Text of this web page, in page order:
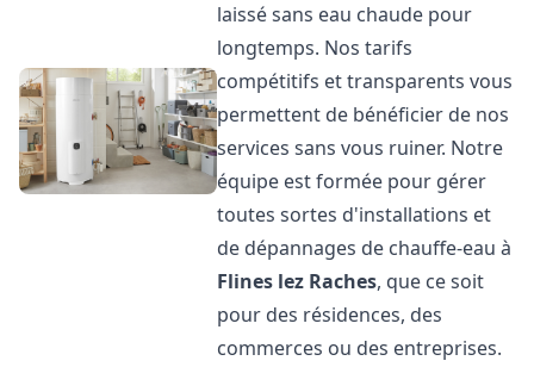
laissé sans eau chaude pour
longtemps. Nos tarifs
compétitifs et transparents vous
permettent de bénéficier de nos
services sans vous ruiner. Notre
équipe est formée pour gérer
toutes sortes d'installations et
de dépannages de chauffe-eau à
Flines lez Raches, que ce soit
pour des résidences, des
commerces ou des entreprises.